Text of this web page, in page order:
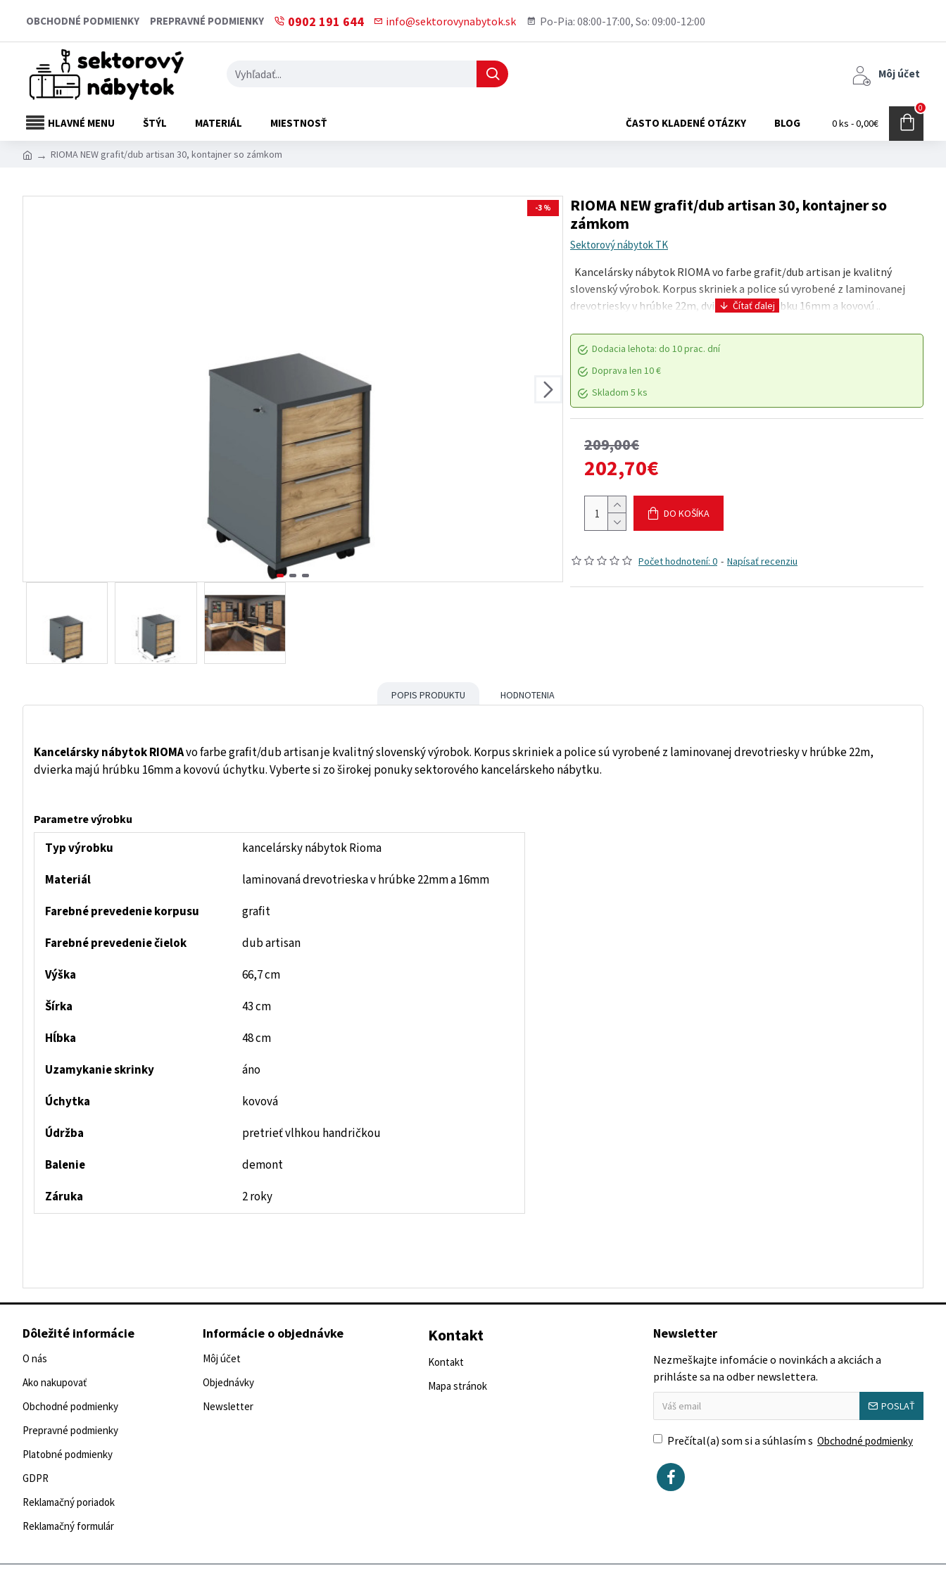
OBCHODNÉ PODMIENKY PREPRAVNÉ PODMIENKY 0902 191 644 info@sektorovynabytok.sk Po-Pia: 08:00-17:00, So: 09:00-12:00
Môj účet
HLAVNÉ MENU ŠTÝL MATERIÁL MIESTNOSŤ ČASTO KLADENÉ OTÁZKY BLOG 0 ks - 0,00€
0
RIOMA NEW grafit/dub artisan 30, kontajner so zámkom
-3 %
RIOMA NEW grafit/dub artisan 30, kontajner so
zámkom
Sektorový nábytok TK
Kancelársky nábytok RIOMA vo farbe grafit/dub artisan je kvalitný
slovenský výrobok. Korpus skriniek a police sú vyrobené z laminovanej
drevotriesky v hrúbke 22m, dvierka majú hrúbku 16mm a kovovú ..
Dodacia lehota: do 10 prac. dní
Doprava len 10 €
Skladom 5 ks
Počet hodnotení: 0 - Napísať recenziu
209,00€
202,70€
DO KOŠÍKA
POPIS PRODUKTU HODNOTENIA
Kancelársky nábytok RIOMAvo farbe grafit/dub artisan je kvalitný slovenský výrobok. Korpus skriniek a police sú vyrobené z laminovanej drevotriesky v hrúbke 22m,
dvierka majú hrúbku 16mm a kovovú úchytku. Vyberte si zo širokej ponuky sektorového kancelárskeho nábytku.
Parametre výrobku
Typ výrobku
kancelársky nábytok Rioma
Materiál
laminovaná drevotrieska v hrúbke 22mm a 16mm
Farebné prevedenie korpusu
grafit
Farebné prevedenie čielok
dub artisan
Výška
66,7 cm
Šírka
43 cm
Hĺbka
48 cm
Uzamykanie skrinky
áno
Úchytka
kovová
Údržba
pretrieť vlhkou handričkou
Balenie
demont
Záruka
2 roky
Dôležité informácie
O nás
Ako nakupovať
Obchodné podmienky
Prepravné podmienky
Platobné podmienky
GDPR
Reklamačný poriadok
Reklamačný formulár
Informácie o objednávke
Môj účet
Objednávky
Newsletter
Kontakt
Kontakt
Mapa stránok
Newsletter
Nezmeškajte infomácie o novinkách a akciách a
prihláste sa na odber newslettera.
POSLAŤ
Prečítal(a) som si a súhlasím s Obchodné podmienky